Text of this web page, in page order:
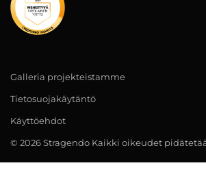
Galleria projekteistamme
Tietosuojakäytäntö
Käyttöehdot
© 2026 Stragendo Kaikki oikeudet